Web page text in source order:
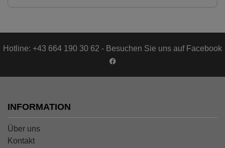
Hotline: +43 664 190 30 62 - Besuchen Sie uns auf Facebook
INFORMATION
Über uns
Kontakt